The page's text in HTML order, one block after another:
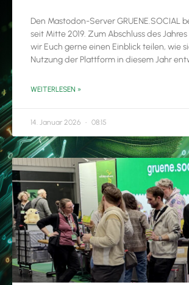
Den Mastodon-Server GRUENE.SOCIAL
seit Mitte 2019. Zum Abschluss des
wir Euch gerne einen Einblick teilen, wie
Nutzung der Plattform in diesem Jahr
WEITERLESEN »
14. Januar 2026 08:15